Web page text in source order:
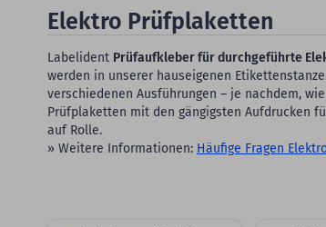
Elektro Prüfplaketten
Labelident Prüfaufkleber für durchgeführte
werden in unserer hauseigenen
verschiedenen Ausführungen – je nachdem,
Prüfplaketten mit den gängigsten Aufdrucken
auf Rolle.
» Weitere Informationen: Häufige Fragen